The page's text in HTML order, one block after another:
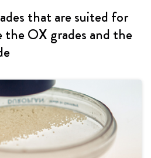
that are suited for
OX grades and the